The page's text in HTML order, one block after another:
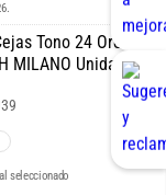
Tono 24 Ore
MILANO Unidad
seleccionado